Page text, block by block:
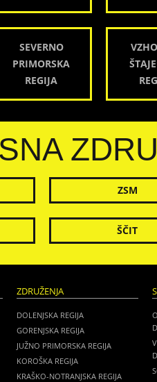
SEVERNO
PRIMORSKA
REGIJA
ZSM
ŠČIT
ZDRUŽENJA
DOLENJSKA REGIJA
GORENJSKA REGIJA
JUŽNO PRIMORSKA REGIJA
KOROŠKA REGIJA
KRAŠKO-NOTRANJSKA REGIJA